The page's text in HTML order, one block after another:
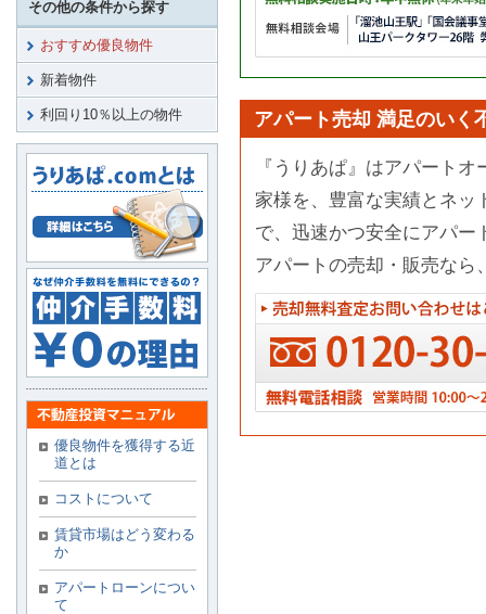
その他の条件から探す
おすすめ優良物件
新着物件
利回り10％以上の物件
優良物件を獲得する近
道とは
コストについて
賃貸市場はどう変わる
か
アパートローンについ
て
アパート売却 満足のいく
『うりあぱ』はアパート
家様を、豊富な実績とネッ
で、迅速かつ安全にアパー
アパートの売却・販売なら